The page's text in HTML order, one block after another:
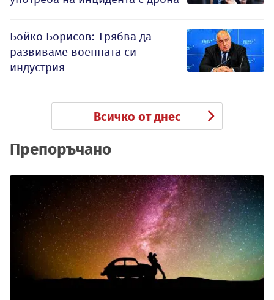
Бойко Борисов: Трябва да
развиваме военната си
индустрия
Всичко от днес
Препоръчано